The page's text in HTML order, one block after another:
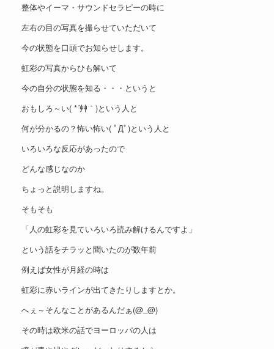
整体やイーマ・サウンドセラピーの時に
左右の目の写真を撮らせていただいて
今の状態を口頭でお知らせします。
虹彩の写真からひも解いて
今の自分の状態を知る・・・というと
おもしろ～い( *´艸｀)という人と
何が分かるの？怖い怖い( ﾟДﾟ)という人と
いろいろな反応があったので
どんな感じなのか
ちょっと説明しますね。
そもそも
「人の虹彩を見ていろいろ読み解けるんですよ」
という話をチラッと聞いたのが数年前
例えば女性が月経の時は
虹彩に赤いラインが出てきたりしますとか。
へぇ～そんなことがあるんだぁ(@_@)
その時は欧米の話でヨーロッパの人は